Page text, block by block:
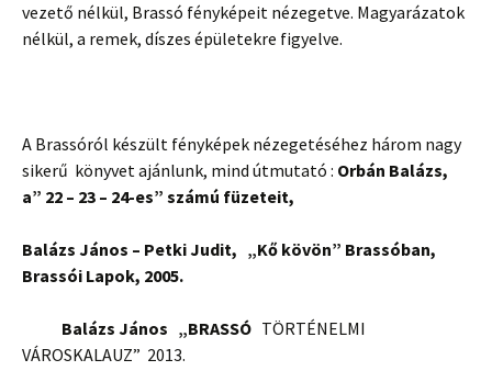
vezető nélkül, Brassó fényképeit nézegetve. Magyarázatok
nélkül, a remek, díszes épületekre figyelve.
A Brassóról készült fényképek nézegetéséhez három nagy
sikerű könyvet ajánlunk, mind útmutató : Orbán Balázs,
a” 22 – 23 – 24-es” számú füzeteit,
Balázs János – Petki Judit, „Kő kövön” Brassóban,
Brassói Lapok, 2005.
Balázs János „BRASSÓ TÖRTÉNELMI
VÁROSKALAUZ” 2013.